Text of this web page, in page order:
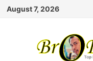
Skip
August 7, 2026